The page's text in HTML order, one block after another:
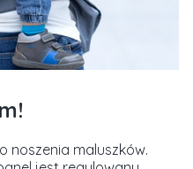
noszenia maluszków.